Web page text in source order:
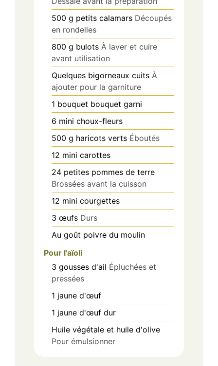
500 g petits calamars Découpés
en rondelles
800 g bulots À laver et cuire
avant utilisation
Quelques bigorneaux cuits À
ajouter pour la garniture
1 bouquet bouquet garni
6 mini choux-fleurs
500 g haricots verts Éboutés
12 mini carottes
24 petites pommes de terre
Brossées avant la cuisson
12 mini courgettes
3 œufs Durs
Au goût poivre du moulin
Pour l'aïoli
3 gousses d'ail Épluchées et
pressées
1 jaune d'œuf
1 jaune d'œuf dur
Huile végétale et huile d'olive
Pour émulsionner